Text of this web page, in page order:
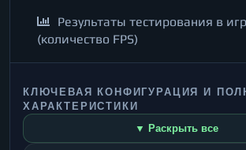
Результаты тестирования в
(количество FPS)
КЛЮЧЕВАЯ КОНФИГУРАЦИЯ И
ХАРАКТЕРИСТИКИ
▼ Раскрыть все